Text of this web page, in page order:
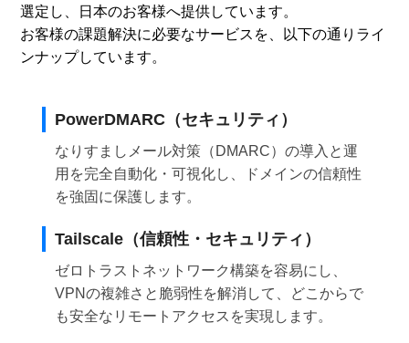
選定し、日本のお客様へ提供しています。
お客様の課題解決に必要なサービスを、以下の通りライ
ンナップしています。
PowerDMARC（セキュリティ）
なりすましメール対策（DMARC）の導入と運
用を完全自動化・可視化し、ドメインの信頼性
を強固に保護します。
Tailscale（信頼性・セキュリティ）
ゼロトラストネットワーク構築を容易にし、
VPNの複雑さと脆弱性を解消して、どこからで
も安全なリモートアクセスを実現します。